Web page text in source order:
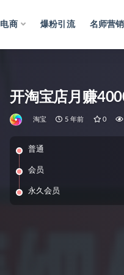
电商 爆粉引流 名师营销
开淘宝店月赚
淘宝 5 年前 0
普通
会员
永久会员